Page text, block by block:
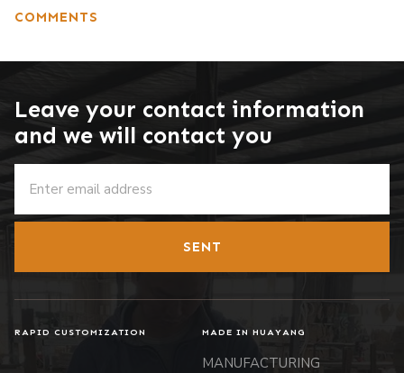
COMMENTS
Leave your contact information
and we will contact you
SENT
RAPID CUSTOMIZATION MADE IN HUAYANG
MANUFACTURING